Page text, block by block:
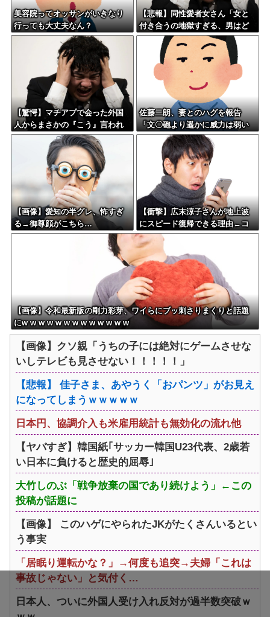
美容院ってオッサンがいきなり
行っても大丈夫なん？
【悲報】同性愛者女さん「女と
付き合うの地獄すぎる、男はど
うやって耐えてんの？」←コレ
は同意せざるおえないと話題に
【驚愕】マチアプで会った外国
人からまさかの『こう』言われ
たんやがこれワイ詰み
か？？？？？？？
佐藤二朗、妻とのハグを報告
「文〇砲より遥かに威力は弱い
が、僕のノロケ砲をお見舞いす
【画像】愛知の半グレ、怖すぎ
る→御尊顔がこちら…
【衝撃】広末涼子さんが地上波
にスピード復帰できる理由←コ
レ、誰にも分からない模様w w w
w w w w w
【画像】令和最新版の剛力彩芽、ワイらにブッ刺さりまくりと話題
にw w w w w w w w w w w w w
【画像】クソ親「うちの子には絶対にゲームさせな
いしテレビも見させない！！！！！」
【悲報】 佳子さま、あやうく「おパンツ」がお見え
になってしまうｗｗｗｗｗ
日本円、協調介入も米雇用統計も無効化の流れ他
【ヤバすぎ】韓国紙｢サッカー韓国U23代表、2歳若
い日本に負けると歴史的屈辱｣
大竹しのぶ「戦争放棄の国であり続けよう」←この
投稿が話題に
【画像】 このハゲにやられたJKがたくさんいるとい
う事実
「居眠り運転かな？」→何度も追突→夫婦「これは
事故じゃない」と気付く…
日本人、ついに外国人受け入れ反対が過半数突破ｗ